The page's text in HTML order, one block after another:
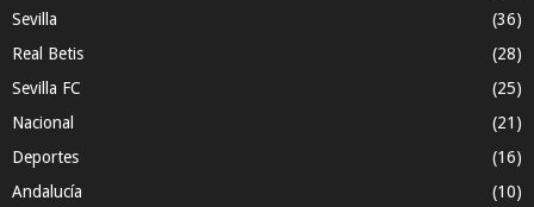
Sevilla
(36)
Real Betis
(28)
Sevilla FC
(25)
Nacional
(21)
Deportes
(16)
Andalucía
(10)